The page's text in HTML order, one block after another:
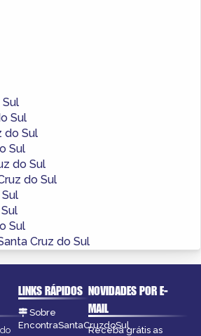
Sul
Sul
do Sul
Sul
do Sul
do Sul
Sul
Cruz do Sul
LINKS RÁPIDOS
Sobre
EncontraSantaCruzdoSul
NOVIDADES POR E-
MAIL
Receba grátis as